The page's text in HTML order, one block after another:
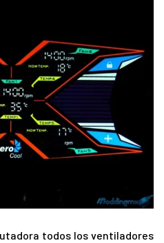
todos los ventiladores